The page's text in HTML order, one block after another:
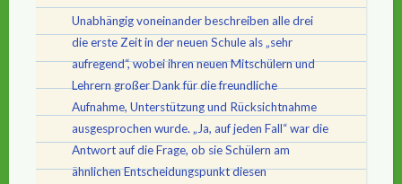
Unabhängig voneinander beschreiben alle drei
die erste Zeit in der neuen Schule als „sehr
aufregend“, wobei ihren neuen Mitschülern und
Lehrern großer Dank für die freundliche
Aufnahme, Unterstützung und Rücksichtnahme
ausgesprochen wurde. „Ja, auf jeden Fall“ war die
Antwort auf die Frage, ob sie Schülern am
ähnlichen Entscheidungspunkt diesen